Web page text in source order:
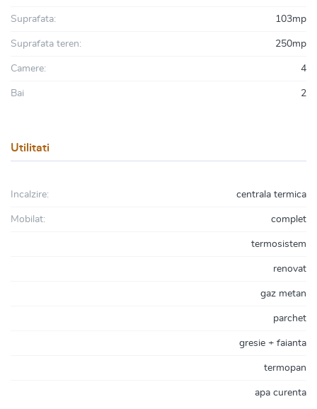
Suprafata: 103mp
Suprafata teren: 250mp
Camere: 4
Bai 2
Utilitati
Incalzire: centrala termica
Mobilat: complet
termosistem
renovat
gaz metan
parchet
gresie + faianta
termopan
apa curenta